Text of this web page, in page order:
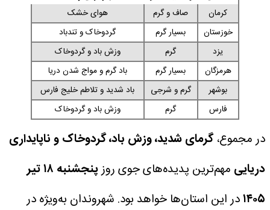
کرمان صاف و گرم
هوای خشک
خوزستان
بسیار گرم
گردوخاک و تندباد
یزد
گرم
وزش باد و گردوخاک
هرمزگان
بسیار گرم
باد گرم و مواج شدن دریا
بوشهر
گرم و شرجی
باد شدید و تلاطم خلیج فارس
فارس
گرم وزش باد و گردوخاک
در مجموع،گرمای شدید، وزش باد، گردوخاک و ناپایداری
دریایی مهم‌ترین پدیده‌های جوی روز
پنجشنبه ۱۸ تیر
۱۴۰۵در این استان‌ها خواهد بود. شهروندان به‌ویژه در